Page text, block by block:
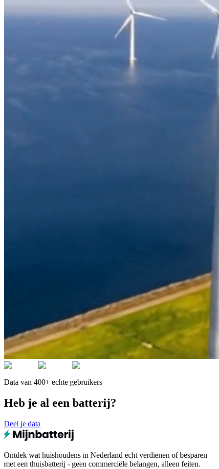
Data van 400+ echte gebruikers
Heb je al een batterij?
Deel je data
Ontdek wat huishoudens in Nederland echt verdienen of besparen
met een thuisbatterij - geen commerciële belangen, alleen feiten.